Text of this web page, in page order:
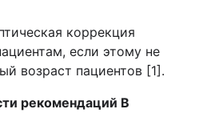
коррекция
если этому не
возраст пациентов [1].
рекомендаций B